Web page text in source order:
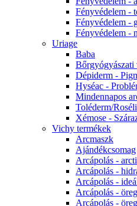
Fényvédelem -
Fényvédelem -
Fényvédelem -
Uriage
Baba
Bőrgyógyászati
Dépiderm -
Hyséac -
Mindennapos
Toléderm/
Xémose -
Vichy termékek
Arcmaszk
Ajándékcsomag
Arcápolás -
Arcápolás -
Arcápolás -
Arcápolás -
Arcápolás -